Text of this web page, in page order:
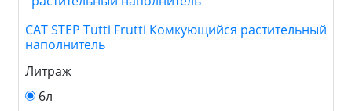
CAT STEP Tutti Frutti Комкующийся растительный
наполнитель
Литраж
6л